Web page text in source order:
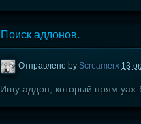
Поиск аддонов.
Отправлено byScreamerx 13
Ищу аддон, который прям уах-